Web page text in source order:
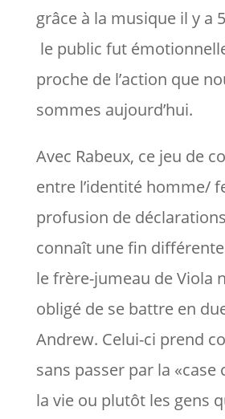
grâce à la musique il y a
le public fut
proche de l’action que
sommes aujourd’hui.
Avec Rabeux, ce jeu de
entre l’identité homme/
profusion de
connaît une fin
le frère-jumeau de Viola
obligé de se battre en
Andrew. Celui-ci prend
sans passer par la «case
la vie ou plutôt les gens